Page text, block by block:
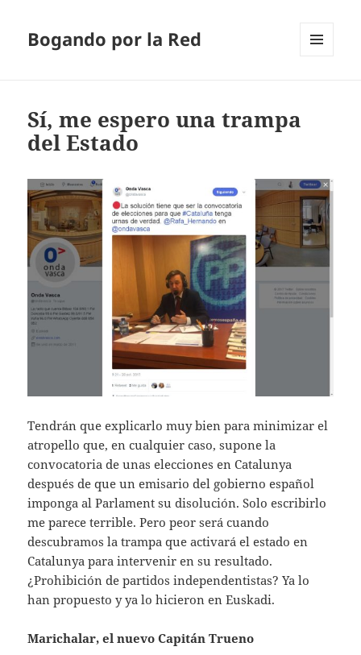
Bogando por la Red
Sí, me espero una trampa
del Estado
Tendrán que explicarlo muy bien para minimizar el
atropello que, en cualquier caso, supone la
convocatoria de unas elecciones en Catalunya
después de que un emisario del gobierno español
imponga al Parlament su disolución. Solo escribirlo
me parece terrible. Pero peor será cuando
descubramos la trampa que activará el estado en
Catalunya para intervenir en su resultado.
¿Prohibición de partidos independentistas? Ya lo
han propuesto y ya lo hicieron en Euskadi.
Marichalar, el nuevo Capitán Trueno